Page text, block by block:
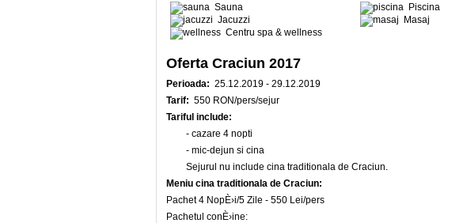
Sauna
Piscina
Jacuzzi
Masaj
Centru spa & wellness
Oferta Craciun 2017
Perioada: 25.12.2019 - 29.12.2019
Tarif: 550 RON/pers/sejur
Tariful include:
- cazare 4 nopti
- mic-dejun si cina
Sejurul nu include cina traditionala de Craciun.
Meniu cina traditionala de Craciun:
Pachet 4 NopÈ›i/5 Zile - 550 Lei/pers
Pachetul conÈ›ine: